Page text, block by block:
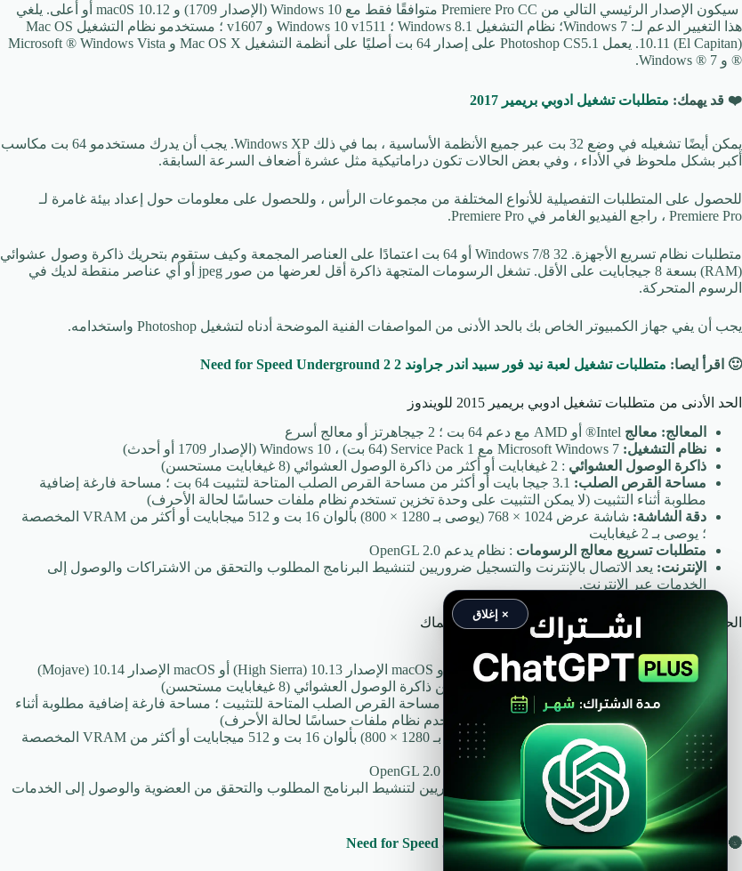
سيكون الإصدار الرئيسي التالي من Premiere Pro CC متوافقًا فقط مع Windows 10 (الإصدار 1709) و mac0S 10.12 أو أعلى. يلغي
هذا التغيير الدعم لـ: Windows 7؛ نظام التشغيل Windows 8.1 ؛ Windows 10 v1511 و v1607 ؛ مستخدمو نظام التشغيل Mac OS
10.11 (El Capitan). يعمل Photoshop CS5.1 على إصدار 64 بت أصليًا على أنظمة التشغيل Mac OS X و Microsoft ® Windows Vista
® و Windows ® 7.
❤️ قد يهمك: متطلبات تشغيل ادوبي بريمير 2017
يمكن أيضًا تشغيله في وضع 32 بت عبر جميع الأنظمة الأساسية ، بما في ذلك Windows XP. يجب أن يدرك مستخدمو 64 بت مكاسب
أكبر بشكل ملحوظ في الأداء ، وفي بعض الحالات تكون دراماتيكية مثل عشرة أضعاف السرعة السابقة.
للحصول على المتطلبات التفصيلية للأنواع المختلفة من مجموعات الرأس ، وللحصول على معلومات حول إعداد بيئة غامرة لـ
Premiere Pro ، راجع الفيديو الغامر في Premiere Pro.
متطلبات نظام تسريع الأجهزة. Windows 7/8 32 أو 64 بت اعتمادًا على العناصر المجمعة وكيف ستقوم بتحريك ذاكرة وصول عشوائي
(RAM) بسعة 8 جيجابايت على الأقل. تشغل الرسومات المتجهة ذاكرة أقل لعرضها من صور jpeg أو أي عناصر منقطة لديك في
الرسوم المتحركة.
يجب أن يفي جهاز الكمبيوتر الخاص بك بالحد الأدنى من المواصفات الفنية الموضحة أدناه لتشغيل Photoshop واستخدامه.
🙂 اقرأ ايصا: متطلبات تشغيل لعبة نيد فور سبيد اندر جراوند 2 Need for Speed Underground 2
الحد الأدنى من متطلبات تشغيل ادوبي بريمير 2015 للويندوز
المعالج: معالج
نظام التشغيل:
ذاكرة الوصول العشوائي : 2 غيغابايت أو أكثر من ذاكرة الوصول العشوائي (8 غيغابايت مستحسن)
مساحة القرص الصلب:
3.1 جيجا بايت أو أكثر من مساحة القرص الصلب المتاحة لتثبيت 64 بت ؛ مساحة فارغة إضافية
مطلوبة أثناء التثبيت (لا يمكن التثبيت على وحدة تخزين تستخدم نظام ملفات حساسًا لحالة الأحرف)
دقة الشاشة:
شاشة عرض 1024 × 768 (يوصى بـ 1280 × 800) بألوان 16 بت و 512 ميجابايت أو أكثر من VRAM المخصصة
؛ يوصى بـ 2 غيغابايت
متطلبات تسريع معالج الرسومات : نظام يدعم OpenGL 2.0
الإنترنت: يعد الاتصال بالإنترنت والتسجيل ضروريين لتنشيط البرنامج المطلوب والتحقق من الاشتراكات والوصول إلى
الخدمات عبر الإنترنت.
الحد الأدنى من متطلبات تشغيل ادوبي بريمير 2015 للماك
المعالج:معالج Intel Multicore مع دعم 64 بت
نظام التشغيل:
ذاكرة الوصول العشوائي: 2 غيغابايت أو أكثر من ذاكرة الوصول العشوائي (8 غيغابايت مستحسن)
مساحة القرص الصلب:
4 جيجابايت أو أكثر من مساحة القرص الصلب المتاحة للتثبيت ؛ مساحة فارغة إضافية مطلوبة أثناء
التثبيت (لا يمكن التثبيت على وحدة تخزين تستخدم نظام ملفات حساسًا لحالة الأحرف)
دقة الشاشة:
شاشة عرض 1024 × 768 (يوصى بـ 1280 × 800) بألوان 16 بت و 512 ميجابايت أو أكثر من VRAM المخصصة
؛ يوصى بـ 2 غيغابايت
متطلبات تسريع معالج الرسومات
الإنترنت:
يعد الاتصال بالإنترنت والتسجيل ضروريين لتنشيط البرنامج المطلوب والتحقق من العضوية والوصول إلى الخدمات
عبر الإنترنت.
🌚 شاهد :متطلبات تشغيل نيد فور سبيد شيفت Need for Speed Shift
× إغلاق